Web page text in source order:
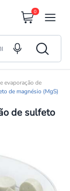
0
evaporação de
de magnésio (MgS)
de sulfeto